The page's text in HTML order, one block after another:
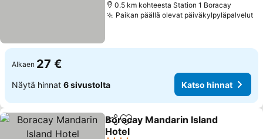
0.5 km kohteesta Station 1 Boracay
Paikan päällä olevat päiväkylpyläpalvelut
Alkaen 27 €
Näytä hinnat 6 sivustolta Katso hinnat
Jaa Lisää suosikkeihin
Boracay Mandarin Island
Hotel